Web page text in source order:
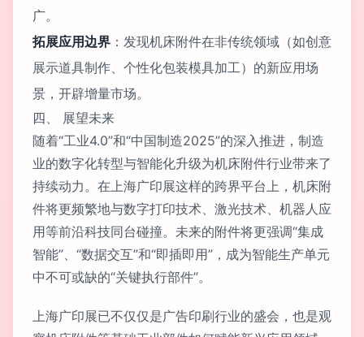
广。
拓展应用边界 ：发现机床附件在非传统领域（如创意
展示道具制作、个性化包装模具加工）的新应用场
景，开辟增量市场。
四、 展望未来
随着“工业4.0”和“中国制造2025”的深入推进，制造
业的数字化转型与智能化升级为机床附件行业带来了
持续动力。在上海广印展这样的跨界平台上，机床附
件将更频繁地与数字打印技术、激光技术、机器人应
用等前沿科技同台碰撞。未来的附件将更强调“集成
智能”、“数据交互”和“即插即用”，成为智能生产单元
中不可或缺的“关键执行部件”。
上海广印展已不仅仅是广告印刷行业的盛会，也是观